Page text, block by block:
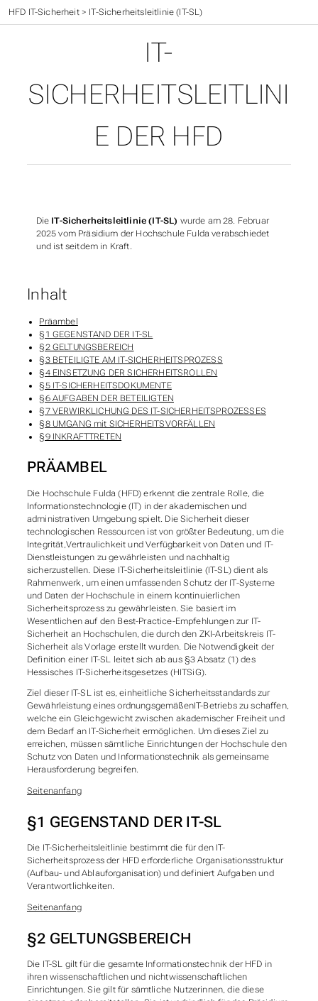
HFD IT-Sicherheit> IT-Sicherheitsleitlinie (IT-SL)
IT-
SICHERHEITSLEITLINI
E DER HFD
Die IT-Sicherheitsleitlinie (IT-SL) wurde am 28. Februar
2025 vom Präsidium der Hochschule Fulda verabschiedet
und ist seitdem in Kraft.
Inhalt
Präambel
§1 GEGENSTAND DER IT-SL
§2 GELTUNGSBEREICH
§3 BETEILIGTE AM IT-SICHERHEITSPROZESS
§4 EINSETZUNG DER SICHERHEITSROLLEN
§5 IT-SICHERHEITSDOKUMENTE
§6 AUFGABEN DER BETEILIGTEN
§7 VERWIRKLICHUNG DES IT-SICHERHEITSPROZESSES
§8 UMGANG mit SICHERHEITSVORFÄLLEN
§9 INKRAFTTRETEN
PRÄAMBEL
Die Hochschule Fulda (HFD) erkennt die zentrale Rolle, die
Informationstechnologie (IT) in der akademischen und
administrativen Umgebung spielt. Die Sicherheit dieser
technologischen Ressourcen ist von größter Bedeutung, um die
Integrität,Vertraulichkeit und Verfügbarkeit von Daten und IT-
Dienstleistungen zu gewährleisten und nachhaltig
sicherzustellen. Diese IT-Sicherheitsleitlinie (IT-SL) dient als
Rahmenwerk, um einen umfassenden Schutz der IT-Systeme
und Daten der Hochschule in einem kontinuierlichen
Sicherheitsprozess zu gewährleisten. Sie basiert im
Wesentlichen auf den Best-Practice-Empfehlungen zur IT-
Sicherheit an Hochschulen, die durch den ZKI-Arbeitskreis IT-
Sicherheit als Vorlage erstellt wurden. Die Notwendigkeit der
Definition einer IT-SL leitet sich ab aus §3 Absatz (1) des
Hessisches IT-Sicherheitsgesetzes (HITSiG).
Ziel dieser IT-SL ist es, einheitliche Sicherheitsstandards zur
Gewährleistung eines ordnungsgemäßenIT-Betriebs zu schaffen,
welche ein Gleichgewicht zwischen akademischer Freiheit und
dem Bedarf an IT-Sicherheit ermöglichen. Um dieses Ziel zu
erreichen, müssen sämtliche Einrichtungen der Hochschule den
Schutz von Daten und Informationstechnik als gemeinsame
Herausforderung begreifen.
Seitenanfang
§1 GEGENSTAND DER IT-SL
Die IT-Sicherheitsleitlinie bestimmt die für den IT-
Sicherheitsprozess der HFD erforderliche Organisationsstruktur
(Aufbau- und Ablauforganisation) und definiert Aufgaben und
Verantwortlichkeiten.
Seitenanfang
§2 GELTUNGSBEREICH
Die IT-SL gilt für die gesamte Informationstechnik der HFD in
ihren wissenschaftlichen und nichtwissenschaftlichen
Einrichtungen. Sie gilt für sämtliche Nutzerinnen, die diese